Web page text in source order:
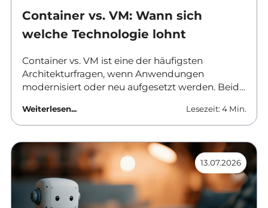
Container vs. VM: Wann sich
welche Technologie lohnt
Container vs. VM ist eine der häufigsten
Architekturfragen, wenn Anwendungen
modernisiert oder neu aufgesetzt werden. Beide
darunterliegenden Hardware, aber sie tun es auf
unterschiedlichen Ebenen und mit
unterschiedlichen Folgen für Betrieb, Sicherheit
und Kosten. Dieser Beitrag ordnet die
Unterschiede ein und nennt Kriterien für die
Auswahl.
Weiterlesen... Lesezeit: 4 Min.
13.07.2026